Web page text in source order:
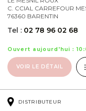
C. CCIAL CARREFOUR
76360 BARENTIN
Tel : 02 78 96 02 68
Ouvert aujourd'hui :
VOIR LE DÉTAIL
DISTRIBUTEUR